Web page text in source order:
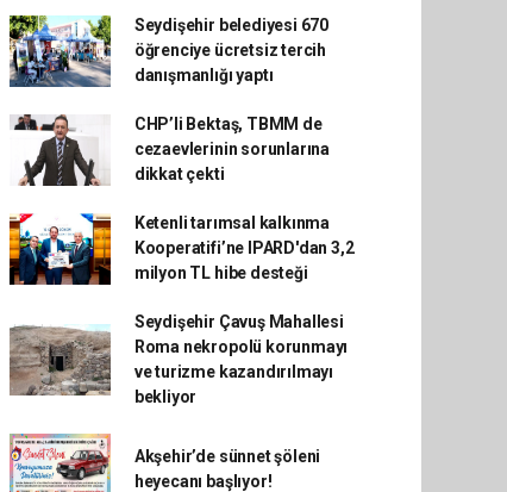
Seydişehir belediyesi 670
öğrenciye ücretsiz tercih
danışmanlığı yaptı
CHP’li Bektaş, TBMM de
cezaevlerinin sorunlarına
dikkat çekti
Ketenli tarımsal kalkınma
Kooperatifi’ne IPARD'dan 3,2
milyon TL hibe desteği
Seydişehir Çavuş Mahallesi
Roma nekropolü korunmayı
ve turizme kazandırılmayı
bekliyor
Akşehir’de sünnet şöleni
heyecanı başlıyor!